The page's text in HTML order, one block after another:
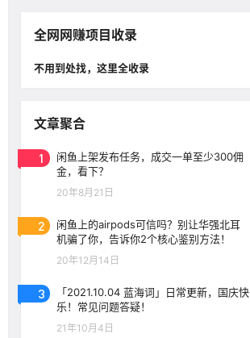
全网网赚项目收录
不用到处找，这里全收录
文章聚合
1
闲鱼上架发布任务，成交一单至少300佣
金，看下？
20年8月21日
2
闲鱼上的airpods可信吗？别让华强北耳
机骗了你，告诉你2个核心鉴别方法！
20年12月14日
3
「2021.10.04 蓝海词」日常更新，国庆快
乐！常见问题答疑！
21年10月4日